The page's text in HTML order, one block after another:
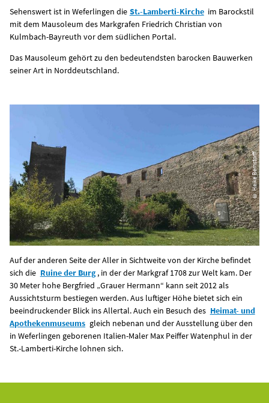
Sehenswert ist in Weferlingen die St.-Lamberti-Kirche im Barockstil
mit dem Mausoleum des Markgrafen Friedrich Christian von
Kulmbach-Bayreuth vor dem südlichen Portal.
Das Mausoleum gehört zu den bedeutendsten barocken Bauwerken
seiner Art in Norddeutschland.
© Heike Bernstorff
Auf der anderen Seite der Aller in Sichtweite von der Kirche befindet
sich die Ruine der Burg , in der der Markgraf 1708 zur Welt kam. Der
30 Meter hohe Bergfried „Grauer Hermann“ kann seit 2012 als
Aussichtsturm bestiegen werden. Aus luftiger Höhe bietet sich ein
beeindruckender Blick ins Allertal. Auch ein Besuch des Heimat- und
Apothekenmuseums gleich nebenan und der Ausstellung über den
in Weferlingen geborenen Italien-Maler Max Peiffer Watenphul in der
St.-Lamberti-Kirche lohnen sich.